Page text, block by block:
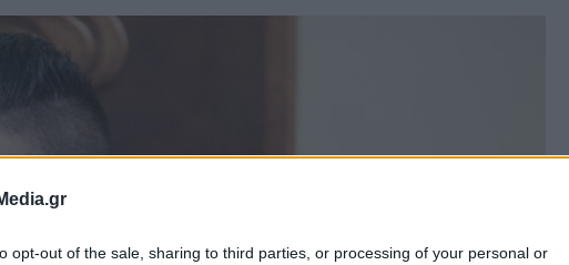
opt-out of the sale, sharing to third parties, or processing of your personal or